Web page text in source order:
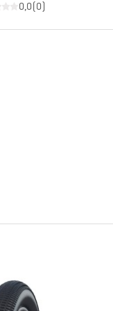
0,0(0)